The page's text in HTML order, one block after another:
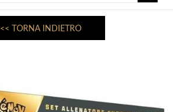
<< TORNA INDIETRO